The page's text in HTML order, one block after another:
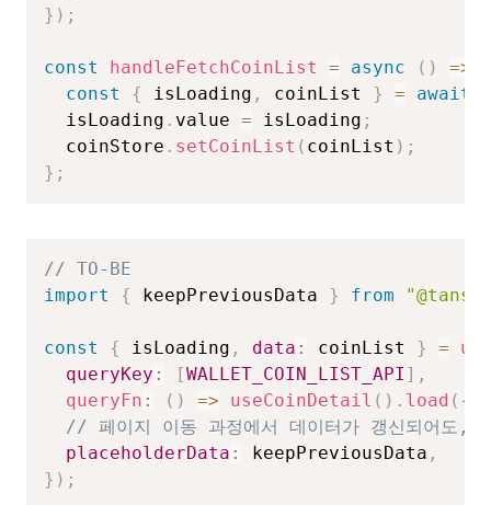
} ) ;
const handleFetchCoinList = async ( ) =>
const
{ isLoading , coinList } = await
  isLoading
. value = isLoading ;
  coinStore
. setCoinList ( coinList ) ;
} ;
// TO-BE
import
{ keepPreviousData } from
const { isLoading , data : coinList } =
queryKey : [WALLET_COIN_LIST_API ] ,
queryFn : ( ) => useCoinDetail ( ) . load ( {
// 페이지 이동 과정에서 데이터가 갱신되어도,
placeholderData : keepPreviousData ,
} ) ;